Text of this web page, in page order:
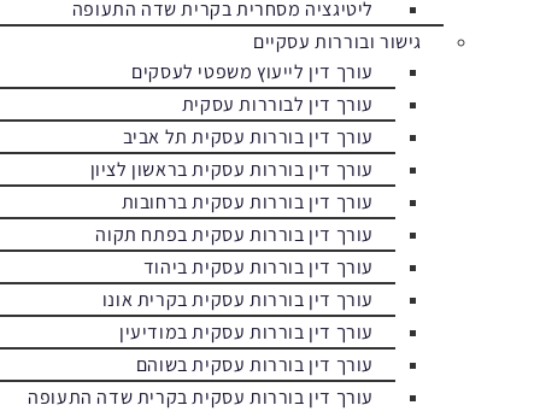
ליטיגציה מסחרית בקרית שדה התעופה
גישור ובוררות עסקיים
עורך דין לייעוץ משפטי לעסקים
עורך דין לבוררות עסקית
עורך דין בוררות עסקית תל אביב
עורך דין בוררות עסקית בראשון לציון
עורך דין בוררות עסקית ברחובות
עורך דין בוררות עסקית בפתח תקוה
עורך דין בוררות עסקית ביהוד
עורך דין בוררות עסקית בקרית אונו
עורך דין בוררות עסקית במודיעין
עורך דין בוררות עסקית בשוהם
עורך דין בוררות עסקית בקרית שדה התעופה